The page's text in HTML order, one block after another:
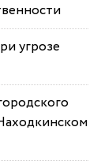
угрозе